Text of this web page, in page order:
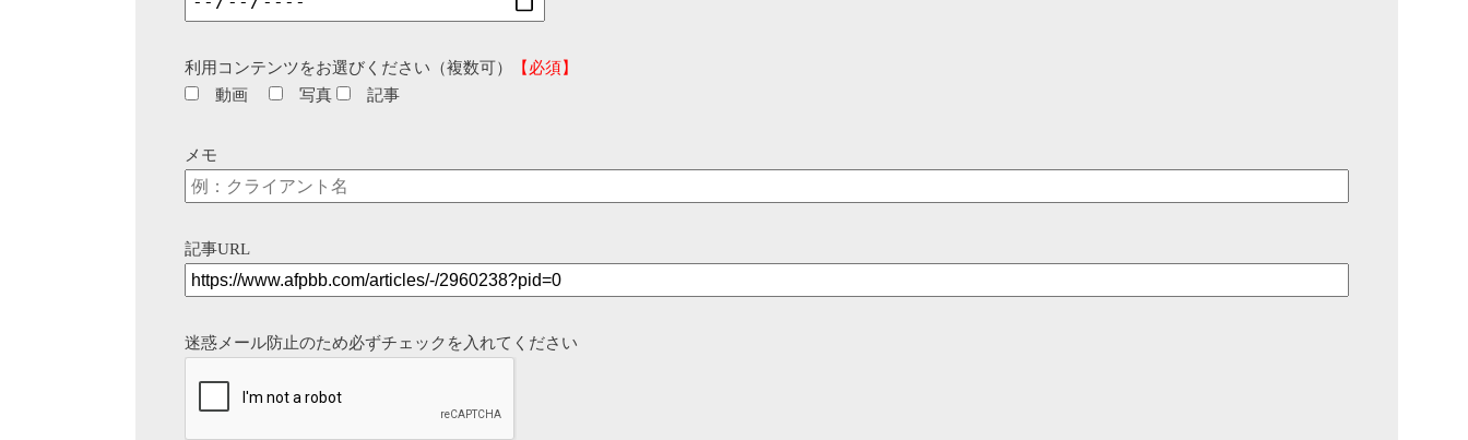
利用コンテンツをお選びください（複数可）
【必須】
動画
写真 記事
メモ
記事URL
迷惑メール防止のため必ずチェックを入れてください